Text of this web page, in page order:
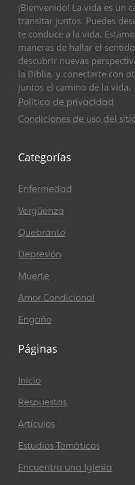
¡Bienvenido! La vida es un
transitar juntos. Puedes
te conduce a la vida.
maneras de hallar el
descubrir nuevas
la Biblia, y conectarte con
juntos el camino de la vida.
Política de privacidad
Condiciones de uso del
Categorías
Enfermedad
Vergüenza
Quebranto
Depresión
Muerte
Amor Condicional
Engaño
Páginas
Inicio
Respuestas
Artículos
Estudios Temáticos
Encuentra una Iglesia